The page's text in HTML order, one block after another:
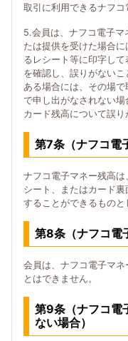
取引に利用できるナフコ
5.会員は、ナフコ電子マ
たは提供を受けた場合
るレシート等に印字し
を確認し、誤りがない
ある場合には、その場
で申し出がなされない
カード残高について誤り
第7条（ナフコ電
ナフコ電子マネー残高
シート、またはカード
することができるものと
第8条（ナフコ電
会員は、ナフコ電子マ
とはできません。
第9条（ナフコ電
ない場合）